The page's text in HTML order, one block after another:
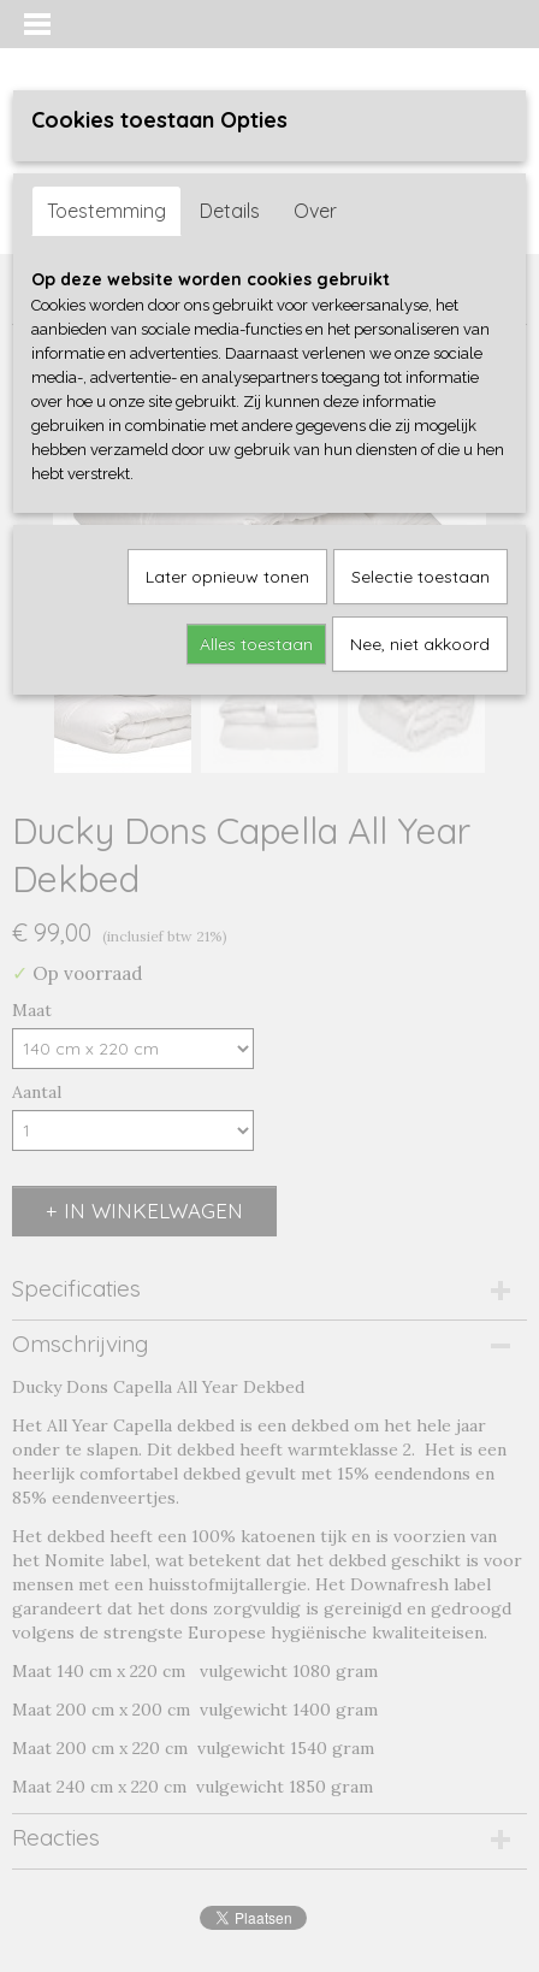
Inloggen Registreren
Home >Bedtextiel> Dekbedden>Ducky Dons Capella All Year
Dekbed
Ducky Dons Capella All Year
Dekbed
€ 99,00 (inclusief btw 21%)
✓ Op voorraad
Maat
Aantal
IN WINKELWAGEN
Specificaties
Productcode
capella2-19151
Productcode leverancier
Omschrijving
Ducky Dons Capella All Year Dekbed
Het All Year Capella dekbed is een dekbed om het hele jaar
onder te slapen. Dit dekbed heeft warmteklasse 2. Het is een
heerlijk comfortabel dekbed gevult met 15% eendendons en
85% eendenveertjes.
Het dekbed heeft een 100% katoenen tijk en is voorzien van
het Nomite label, wat betekent dat het dekbed geschikt is voor
mensen met een huisstofmijtallergie. Het Downafresh label
garandeert dat het dons zorgvuldig is gereinigd en gedroogd
volgens de strengste Europese hygiënische kwaliteiteisen.
Maat 140 cm x 220 cm vulgewicht 1080 gram
Maat 200 cm x 200 cm vulgewicht 1400 gram
Maat 200 cm x 220 cm vulgewicht 1540 gram
Maat 240 cm x 220 cm vulgewicht 1850 gram
Reacties
Cookies toestaan Opties
Toestemming Details Over
Op deze website worden cookies gebruikt
Cookies worden door ons gebruikt voor verkeersanalyse, het
aanbieden van sociale media-functies en het personaliseren van
informatie en advertenties. Daarnaast verlenen we onze sociale
media-, advertentie- en analysepartners toegang tot informatie
over hoe u onze site gebruikt. Zij kunnen deze informatie
gebruiken in combinatie met andere gegevens die zij mogelijk
hebben verzameld door uw gebruik van hun diensten of die u hen
hebt verstrekt.
Later opnieuw tonen Selectie toestaan
Alles toestaan Nee, niet akkoord